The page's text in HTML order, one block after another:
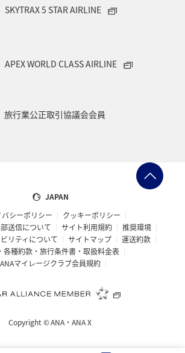
SKYTRAX 5 STAR AIRLINE
APEX WORLD CLASS AIRLINE
旅行業公正取引協議会会員
JAPAN
バシーポリシー
クッキーポリシー
送信について
サイト利用規約
推奨環境
リティについて
サイトマップ
運送約款
各種約款・旅行条件書・取扱料金表
ANAマイレージクラブ会員規約
Copyright ©ANA・ANA X